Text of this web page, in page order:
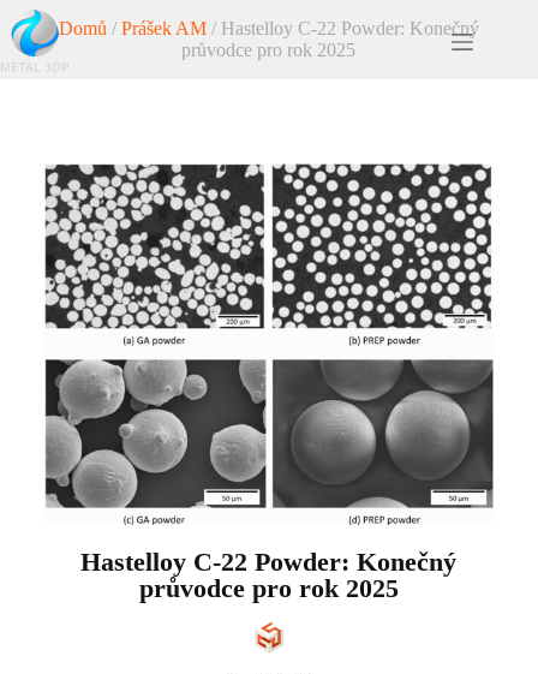
Domů / Prášek AM/ Hastelloy C-22 Powder: Konečný
průvodce pro rok 2025
Hastelloy C-22 Powder: Konečný
průvodce pro rok 2025